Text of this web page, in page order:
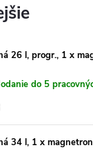
26 l, progr., 1 x
do 5
34 l, 1 x